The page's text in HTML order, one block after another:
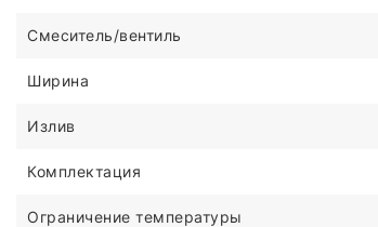
Смеситель/вентиль
Ширина
Излив
Комплектация
Ограничение температуры